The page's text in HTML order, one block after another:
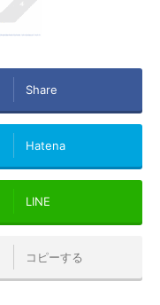
Share
Hatena
LINE
コピーする